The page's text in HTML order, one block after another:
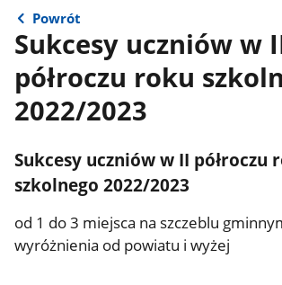
Powrót
Sukcesy uczniów w
półroczu roku
2022/2023
Sukcesy uczniów w II półroczu
szkolnego 2022/2023
od 1 do 3 miejsca na szczeblu
wyróżnienia od powiatu i wyżej